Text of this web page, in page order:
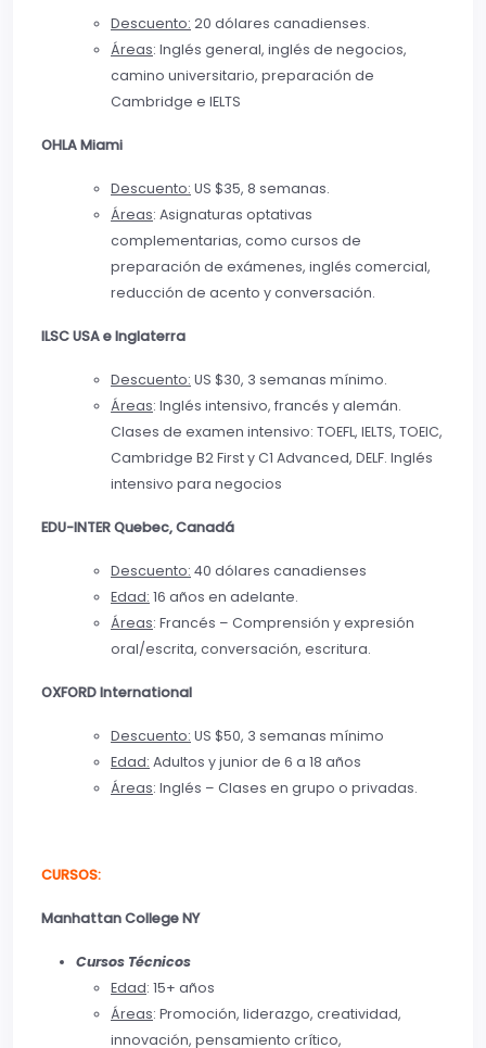
Descuento: 20 dólares canadienses.
Áreas: Inglés general, inglés de negocios,
camino universitario, preparación de
Cambridge e IELTS
OHLA Miami
Descuento: US $35, 8 semanas.
Áreas: Asignaturas optativas
complementarias, como cursos de
preparación de exámenes, inglés comercial,
reducción de acento y conversación.
ILSC USA e Inglaterra
Descuento: US $30, 3 semanas mínimo.
Áreas: Inglés intensivo, francés y alemán.
Clases de examen intensivo: TOEFL, IELTS, TOEIC,
Cambridge B2 First y C1 Advanced, DELF. Inglés
intensivo para negocios
EDU-INTER Quebec, Canadá
Descuento: 40 dólares canadienses
Edad: 16 años en adelante.
Áreas: Francés – Comprensión y expresión
oral/escrita, conversación, escritura.
OXFORD International
Descuento: US $50, 3 semanas mínimo
Edad: Adultos y junior de 6 a 18 años
Áreas: Inglés – Clases en grupo o privadas.
CURSOS:
Manhattan College NY
Cursos Técnicos
Edad: 15+ años
Áreas: Promoción, liderazgo, creatividad,
innovación, pensamiento crítico,